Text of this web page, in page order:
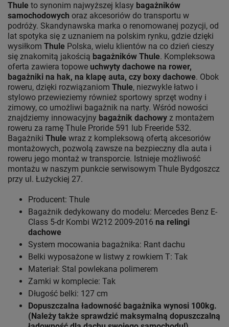
Thule to synonim najwyższej klasy bagażników
samochodowych oraz akcesoriów do transportu w
podróży. Skandynawska marka o renomowanej pozycji, od
lat spotyka się z uznaniem na polskim rynku, gdzie dzięki
wysiłkom Thule Polska, wielu klientów na co dzień cieszy
się znakomitą jakością bagażników Thule. Kompleksowa
oferta zawiera topowe uchwyty dachowe na rower,
bagażniki na hak, na klapę auta, czy boxy dachowe. Obok
roweru, dzięki rozwiązaniom Thule, niezwykle łatwo i
stylowo przewieziemy również sportowy sprzęt wodny i
zimowy, co umożliwi bagażnik na narty. Wśród nowości
znajdziemy innowacyjny bagażnik dachowy z montażem
roweru za ramę Thule Proride 591 lub Freeride 532.
Bagażniki Thule wraz z kompleksową ofertą akcesoriów
montażowych, pozwolą zawsze na bezpieczny dla auta i
roweru jego montaż w transporcie. Istnieje możliwość
montażu w naszym punkcie serwisowym Thule Bydgoszcz
przy ul. Łużyckiej 27.
Producent: Thule
Bagażnik dedykowany do modelu: Mercedes Benz E-
Class 5-dr Kombi W212 2009-2016 na relingi
dachowe
System mocowania bagażnika: Rant dachu
Belki wyposażone w listwy z rowkiem T: Tak
Materiał: Stal powlekana polimerem
Zamki w komplecie: Tak
Długość belki: 127 cm
Dopuszczalna ładowność bagażnika wynosi 100kg.
(Należy także sprawdzić maksymalną dopuszczalną